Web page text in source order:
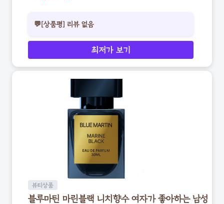
💬[상품평] 리뷰 없음
최저가 보기
뷰티상품
블루마틴 마린블랙 니치향수 여자가 좋아하는 남성